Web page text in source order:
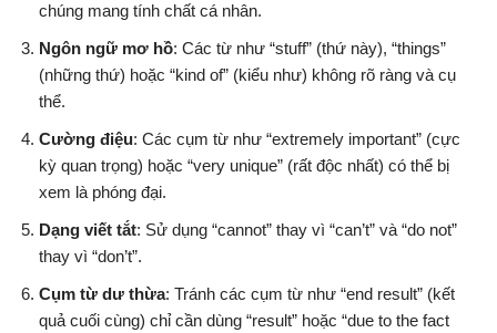
chúng mang tính chất cá nhân.
Ngôn ngữ mơ hồ: Các từ như “stuff” (thứ này), “things”
(những thứ) hoặc “kind of” (kiểu như) không rõ ràng và cụ
thể.
Cường điệu: Các cụm từ như “extremely important” (cực
kỳ quan trọng) hoặc “very unique” (rất độc nhất) có thể bị
xem là phóng đại.
Dạng viết tắt: Sử dụng “cannot” thay vì “can’t” và “do not”
thay vì “don’t”.
Cụm từ dư thừa: Tránh các cụm từ như “end result” (kết
quả cuối cùng) chỉ cần dùng “result” hoặc “due to the fact